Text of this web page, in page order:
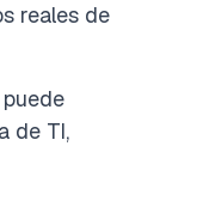
reales de
de TI,